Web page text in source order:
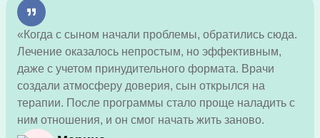
«Когда с сыном начали проблемы, обратились сюда.
Лечение оказалось непростым, но эффективным,
даже с учетом принудительного формата. Врачи
создали атмосферу доверия, сын открылся на
терапии. После программы стало проще наладить с
ним отношения, и он смог начать жить заново.